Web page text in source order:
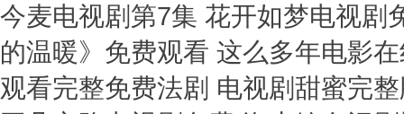
今麦电视剧第7集 花开如梦电视剧
的温暖》免费观看 这么多年电影
观看完整免费法剧 电视剧甜蜜完